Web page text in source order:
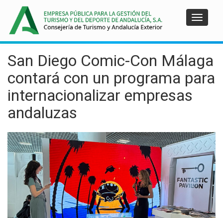
contenido
principal
Toggle
San Diego Comic-Con Málaga
contará con un programa para
internacionalizar empresas
andaluzas